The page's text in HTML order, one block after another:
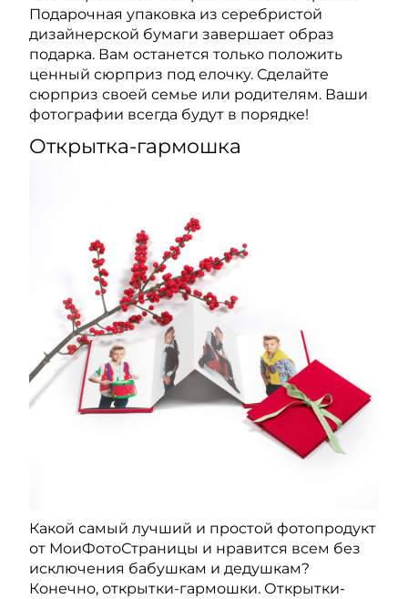
Подарочная упаковка из серебристой
дизайнерской бумаги завершает образ
подарка. Вам останется только положить
ценный сюрприз под елочку. Сделайте
сюрприз своей семье или родителям. Ваши
фотографии всегда будут в порядке!
Открытка-гармошка
Какой самый лучший и простой фотопродукт
от МоиФотоСтраницы и нравится всем без
исключения бабушкам и дедушкам?
Конечно, открытки-гармошки. Открытки-